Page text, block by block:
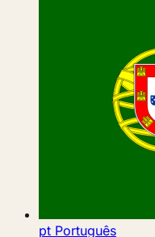
pt Português